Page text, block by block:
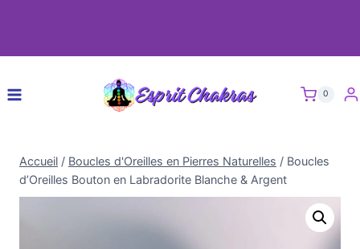
0
Accueil / Boucles d'Oreilles en Pierres Naturelles / Boucles
d’Oreilles Bouton en Labradorite Blanche & Argent